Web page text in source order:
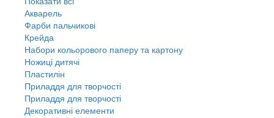
Акварель
Фарби пальчикові
Крейда
Набори кольорового паперу та картону
Ножиці дитячі
Пластилін
Приладдя для творчості
Приладдя для творчості
Декоративні елементи